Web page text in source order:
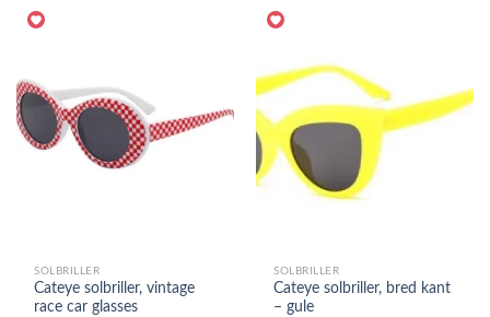
SOLBRILLER
Cateye solbriller, vintage
race car glasses
SOLBRILLER
Cateye solbriller, bred kant
– gule